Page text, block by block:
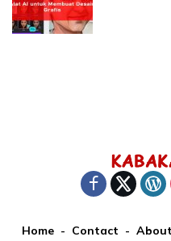
Home Contact About